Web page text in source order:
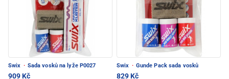
Swix · Sada vosků na lyže P0027
909 Kč
Swix · Gunde Pack sada vosků
829 Kč